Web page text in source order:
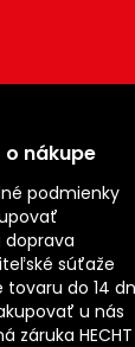
o nákupe
podmienky
doprava
súťaže
tovaru do 14
u nás
záruka HECHT